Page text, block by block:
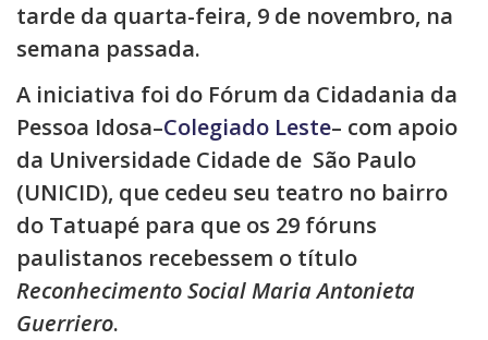
tarde da quarta-feira, 9 de novembro, na
semana passada.
A iniciativa foi do Fórum da Cidadania da
Pessoa Idosa–Colegiado Leste– com apoio
da Universidade Cidade de São Paulo
(UNICID), que cedeu seu teatro no bairro
do Tatuapé para que os 29 fóruns
paulistanos recebessem o título
Reconhecimento Social Maria Antonieta
Guerriero.